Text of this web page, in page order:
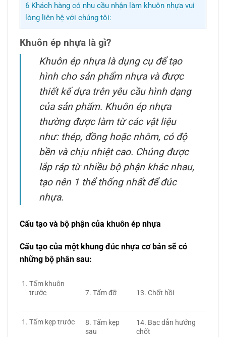
6 Khách hàng có nhu cầu nhận làm khuôn nhựa vui
lòng liên hệ với chúng tôi:
Khuôn ép nhựa là gì?
Khuôn ép nhựa là dụng cụ để tạo
hình cho sản phẩm nhựa và được
thiết kế dựa trên yêu cầu hình dạng
của sản phẩm. Khuôn ép nhựa
thường được làm từ các vật liệu
như: thép, đồng hoặc nhôm, có độ
bền và chịu nhiệt cao. Chúng được
lắp ráp từ nhiều bộ phận khác nhau,
tạo nên 1 thể thống nhất để đúc
nhựa.
Cấu tạo và bộ phận của khuôn ép nhựa
Cấu tạo của một khung đúc nhựa cơ bản sẽ có
những bộ phân sau:
Tấm khuôn
trước
7. Tấm đỡ 13. Chốt hồi
Tấm kẹp trước
8. Tấm kẹp
sau
14. Bạc dẫn hướng
chốt